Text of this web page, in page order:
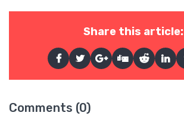
Share this article:
Comments (0)